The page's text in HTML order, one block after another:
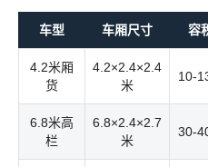
车型 车厢尺寸 容
4.2米厢
货
4.2×2.4×2.4
米
10-
6.8米高
栏
6.8×2.4×2.7
米
30-